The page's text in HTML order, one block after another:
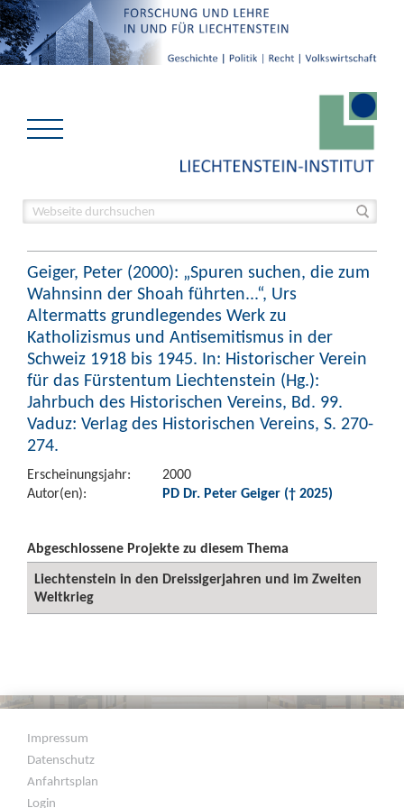
Geiger, Peter (2000): „Spuren suchen, die zum
Wahnsinn der Shoah führten...“, Urs
Altermatts grundlegendes Werk zu
Katholizismus und Antisemitismus in der
Schweiz 1918 bis 1945. In: Historischer Verein
für das Fürstentum Liechtenstein (Hg.):
Jahrbuch des Historischen Vereins, Bd. 99.
Vaduz: Verlag des Historischen Vereins, S. 270-
274.
Erscheinungsjahr:
2000
Autor(en):
PD Dr. Peter Geiger († 2025)
Abgeschlossene Projekte zu diesem Thema
Liechtenstein in den Dreissigerjahren und im Zweiten
Weltkrieg
Impressum
Datenschutz
Anfahrtsplan
Login